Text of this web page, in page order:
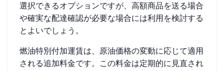
選択できるオプションですが、高額商品を送る場合
や確実な配達確認が必要な場合には利用を検討する
とよいでしょう。
燃油特別付加運賃は、原油価格の変動に応じて適用
される追加料金です。この料金は定期的に見直され